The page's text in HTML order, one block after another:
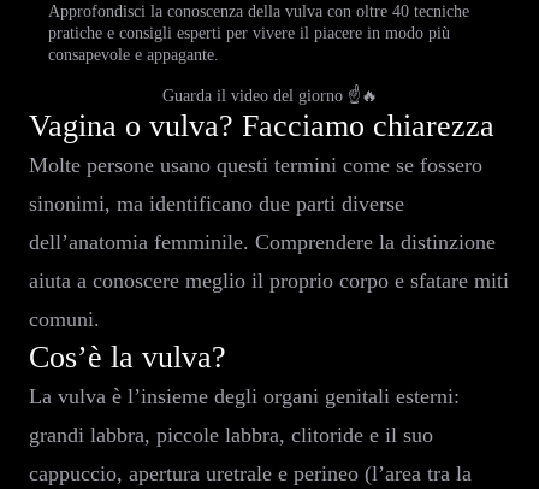
Approfondisci la conoscenza della vulva con oltre 40 tecniche
pratiche e consigli esperti per vivere il piacere in modo più
consapevole e appagante.
Guarda il video del giorno ☝️🔥
Vagina o vulva? Facciamo chiarezza
Molte persone usano questi termini come se fossero
sinonimi, ma identificano due parti diverse
dell’anatomia femminile. Comprendere la distinzione
aiuta a conoscere meglio il proprio corpo e sfatare miti
comuni.
Cos’è la vulva?
La vulva è l’insieme degli organi genitali esterni:
grandi labbra, piccole labbra, clitoride e il suo
cappuccio, apertura uretrale e perineo (l’area tra la